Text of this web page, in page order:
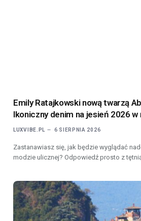
Emily Ratajkowski nową twarzą
Ikoniczny denim na jesień 2026
LUXVIBE.PL 6 SIERPNIA 2026
Zastanawiasz się, jak będzie wyglądać
modzie ulicznej? Odpowiedź prosto z